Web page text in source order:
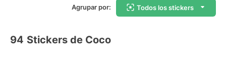
Agrupar por: Todos los stickers
94 Stickers de Coco